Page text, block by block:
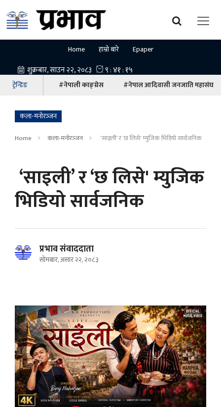
Home हाम्रो बारे Epaper
ट्रेन्डिङ #नेपाली काङ्ग्रेस #नेपाल आदिवासी जनजाति महासंघ
कला-मनोरञ्‍जन
Home कला-मनोरञ्‍जन ‘साइली’ र ‘छ लिसे' म्युजिक भिडियो सार्वजनिक
‘साइली’ र ‘छ लिसे' म्युजिक
भिडियो सार्वजनिक
प्रभाव संवाददाता
सोमबार, असार २२, २०८३